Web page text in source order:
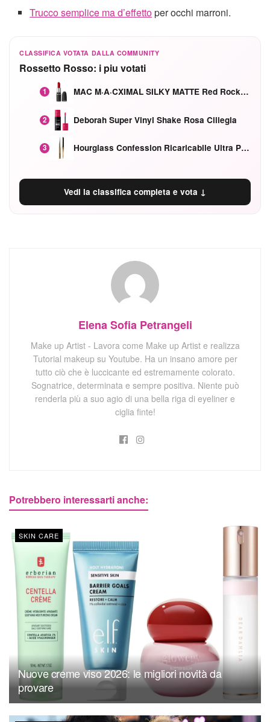
Trucco semplice ma d’effettoper occhi marroni.
CLASSIFICA VOTATA DALLA COMMUNITY
Rossetto Rosso: i piu votati
1 MAC M·A·CXIMAL SILKY MATTE Red Rock mat
2 Deborah Super Vinyl Shake Rosa Ciliegia
3 Hourglass Confession Ricaricabile Ultra Preciso Ad Alta Intensità Secretly Classic Red
Vedi la classifica completa e vota ↓
Elena Sofia Petrangeli
Make up Artist - Lavora come Make up Artist e realizza
Tutorial makeup su Youtube. Ha un insano amore per
tutto ciò che è luccicante ed estremamente colorato.
Sognatrice, determinata e sempre positiva. Niente può
renderla più a suo agio di una bella riga di eyeliner e
ciglia finte!
Potrebbero interessarti anche:
SKIN CARE
Nuove creme viso 2026: le migliori novità da
provare